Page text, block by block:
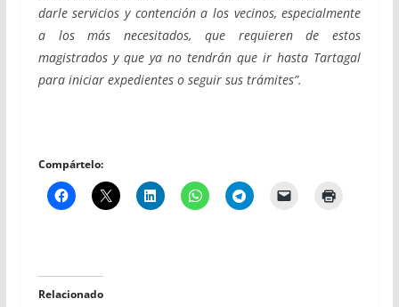
darle servicios y contención a los vecinos, especialmente
a los más necesitados, que requieren de estos
magistrados y que ya no tendrán que ir hasta Tartagal
para iniciar expedientes o seguir sus trámites”.
Compártelo:
Relacionado